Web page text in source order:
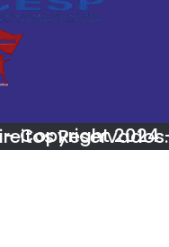
- Copyright 2024 - Todos os Direitos Reservados.